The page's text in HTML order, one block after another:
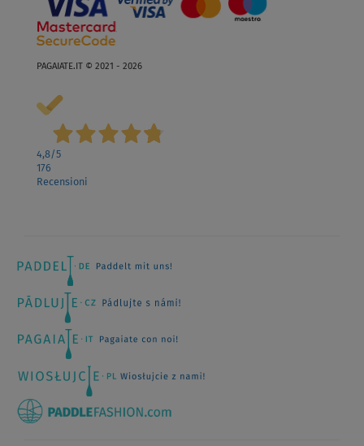
PAGAIATE.IT © 2021 - 2026
4,8/5
176
Recensioni